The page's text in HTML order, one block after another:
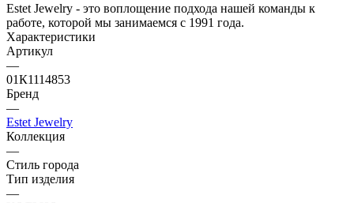
Estet Jewelry - это воплощение подхода нашей команды к
работе, которой мы занимаемся с 1991 года.
Характеристики
Артикул
—
01К1114853
Бренд
—
Estet Jewelry
Коллекция
—
Стиль города
Тип изделия
—